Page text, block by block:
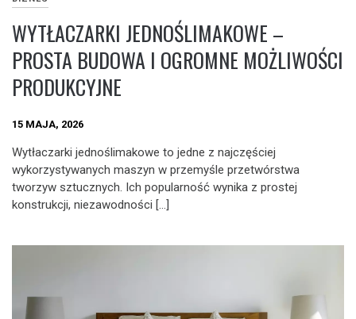
WYTŁACZARKI JEDNOŚLIMAKOWE –
PROSTA BUDOWA I OGROMNE MOŻLIWOŚCI
PRODUKCYJNE
15 MAJA, 2026
Wytłaczarki jednoślimakowe to jedne z najczęściej
wykorzystywanych maszyn w przemyśle przetwórstwa
tworzyw sztucznych. Ich popularność wynika z prostej
konstrukcji, niezawodności […]